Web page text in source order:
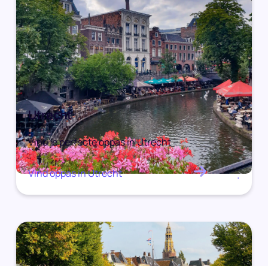
Utrecht
Vind je perfecte oppas in Utrecht
Vind oppas in Utrecht .